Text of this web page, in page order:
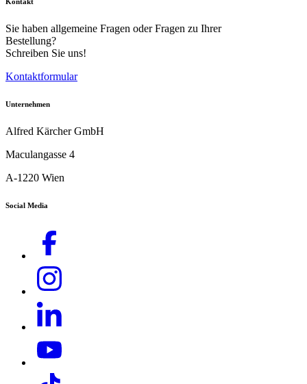
Download PDF
Sie haben allgemeine Fragen oder Fragen zu Ihrer
Bestellung?
Schreiben Sie uns!
Kontaktformular
Unternehmen
Alfred Kärcher GmbH
Maculangasse 4
A-1220 Wien
Social Media